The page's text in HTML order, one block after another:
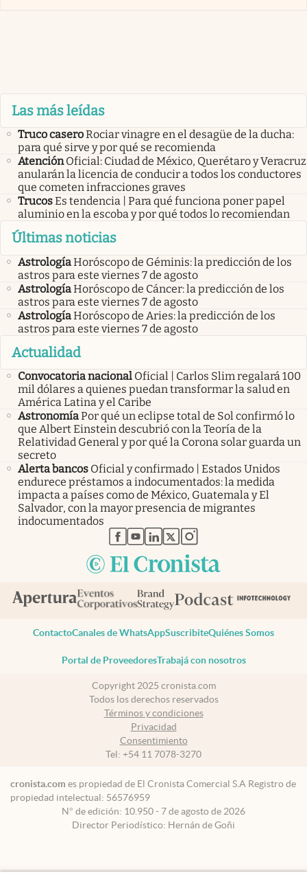
Las más leídas
Truco caseroRociar vinagre en el desagüe de la ducha:
para qué sirve y por qué se recomienda
Atención Oficial: Ciudad de México, Querétaro y Veracruz
anularán la licencia de conducir a todos los conductores
que cometen infracciones graves
TrucosEs tendencia | Para qué funciona poner papel
aluminio en la escoba y por qué todos lo recomiendan
Últimas noticias
AstrologíaHoróscopo de Géminis: la predicción de los
astros para este viernes 7 de agosto
AstrologíaHoróscopo de Cáncer: la predicción de los
astros para este viernes 7 de agosto
AstrologíaHoróscopo de Aries: la predicción de los
astros para este viernes 7 de agosto
Actualidad
Convocatoria nacional Oficial | Carlos Slim regalará 100
mil dólares a quienes puedan transformar la salud en
América Latina y el Caribe
AstronomíaPor qué un eclipse total de Sol confirmó lo
que Albert Einstein descubrió con la Teoría de la
Relatividad General y por qué la Corona solar guarda un
secreto
Alerta bancos Oficial y confirmado | Estados Unidos
endurece préstamos a indocumentados: la medida
impacta a países como de México, Guatemala y El
Salvador, con la mayor presencia de migrantes
indocumentados
abre en nueva pestaña
abre en nueva pestaña
abre en nueva pestaña
abre en nueva pestaña
abre en nueva pestaña
ContactoCanales de WhatsAppSuscribiteQuiénes Somos
Portal de ProveedoresTrabajá con nosotros
Copyright 2025 cronista.com
Todos los derechos reservados
Términos y condiciones
Privacidad
Consentimiento
Tel: +54 11 7078-3270
cronista.com es propiedad de El Cronista Comercial S.A Registro de
propiedad intelectual: 56576959
N° de edición: 10.950 - 7 de agosto de 2026
Director Periodístico: Hernán de Goñi